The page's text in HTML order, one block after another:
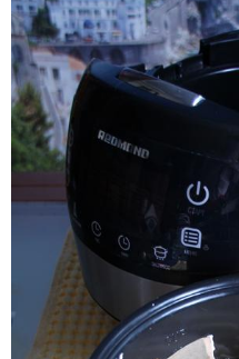
5 слой —